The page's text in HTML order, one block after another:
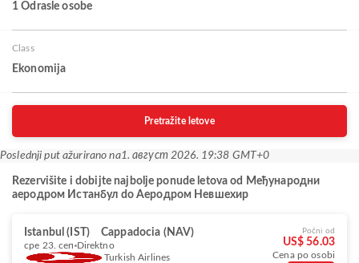
1 Odrasle osobe
Class
Ekonomija
Pretražite letove
Poslednji put ažurirano na1. август 2026. 19:38 GMT+0
Rezervišite i dobijte najbolje ponude letova od Међународни
аеродром Истанбул do Aеродром Невшехир
Istanbul (IST) Cappadocia (NAV)
сре 23. сеп Direktno
Turkish Airlines
Počni od
US$ 56.03
Cena po osobi